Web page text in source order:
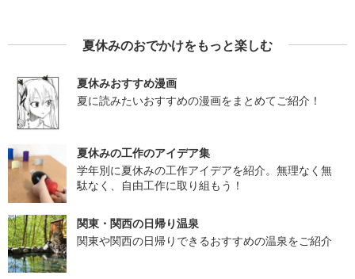
夏休みのおでかけをもっと楽しむ
夏休みおすすめ漫画
夏に読みたいおすすめの漫画をまとめてご紹介！
夏休みの工作のアイデア集
学年別に夏休みの工作アイデアを紹介。無理なく無
駄なく、自由工作に取り組もう！
関東・関西の日帰り温泉
関東や関西の日帰りできるおすすめの温泉をご紹介